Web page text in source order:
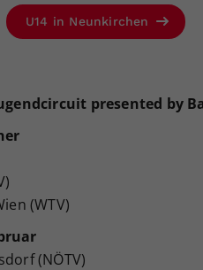
U14 in Neunkirchen
presented by
(WTV)
(NÖTV)